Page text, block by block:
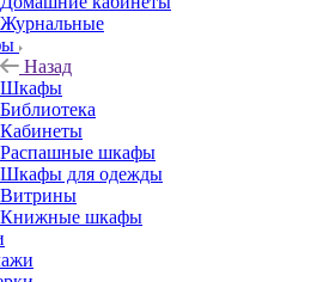
Журнальные
Назад
Шкафы
Библиотека
Кабинеты
Распашные шкафы
Шкафы для одежды
Витрины
Книжные шкафы